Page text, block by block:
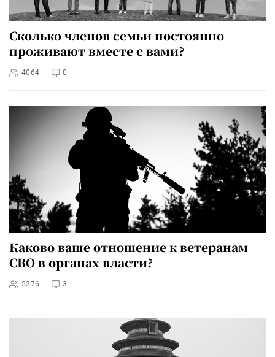
Сколько членов семьи постоянно
проживают вместе с вами?
4064 0
Каково ваше отношение к ветеранам
СВО в органах власти?
5276 3